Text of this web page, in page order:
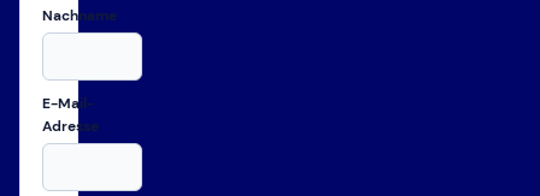
Nachname
E-Mail-
Adresse